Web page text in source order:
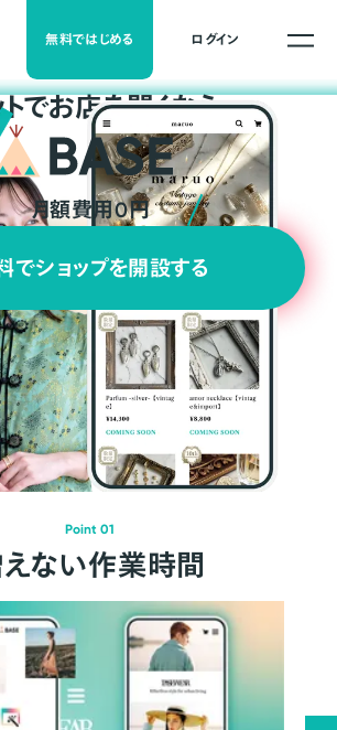
無料ではじめる ログイン
トでお店を開くなら
月額費用0円
でショップを開設する
い3つの理由
Point 01
ない作業時間